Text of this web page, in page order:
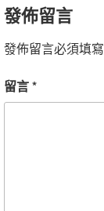
發佈留言
發佈留言必須填
留言*